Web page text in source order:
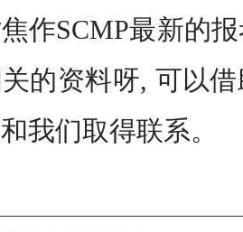
作SCMP最新的
的资料呀, 可以
我们取得联系。